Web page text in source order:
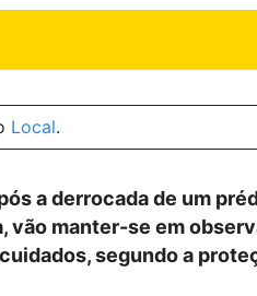
Local.
a derrocada de um
vão manter-se em
segundo a